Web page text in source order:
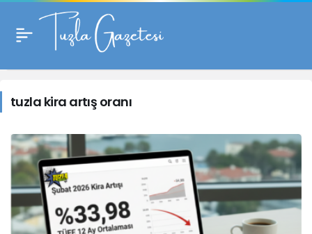
tuzla
kira
artış
oranı
Haberleri
tuzla kira artış oranı